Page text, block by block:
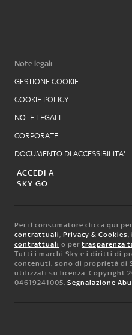
Note legali:
GESTIONE COOKIE
COOKIE POLICY
NOTE LEGALI
CORPORATE
DOCUMENTO DI ACCESSIBILITA'
ACCEDI A
SKY GO
Per il consumatore clicca qui
contrattuali, Privacy & Cookies,
contrattuali o per trasparenza
Tutti i marchi Sky e i diritti di
contenuti, sono di proprietà di
utilizzati su licenza. Copyright
04619241005. Segnalazione